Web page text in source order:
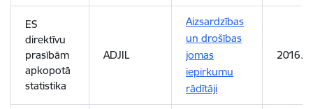
ES
direktīvu
prasībām
apkopotā
statistika
ADJIL
Aizsardzības
un drošības
jomas
iepirkumu
rādītāji
2016.